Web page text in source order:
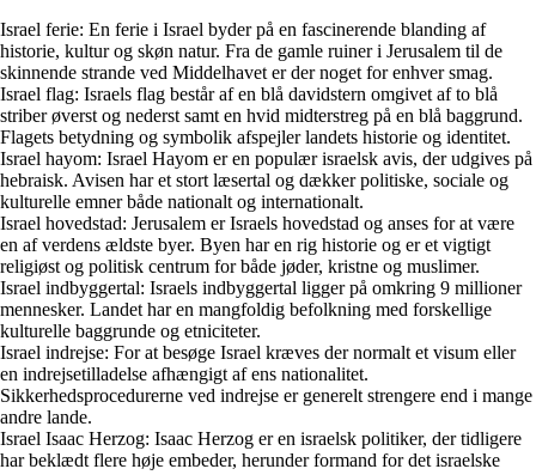
Israel ferie: En ferie i Israel byder på en fascinerende blanding af
historie, kultur og skøn natur. Fra de gamle ruiner i Jerusalem til de
skinnende strande ved Middelhavet er der noget for enhver smag.
Israel flag: Israels flag består af en blå davidstern omgivet af to blå
striber øverst og nederst samt en hvid midterstreg på en blå baggrund.
Flagets betydning og symbolik afspejler landets historie og identitet.
Israel hayom: Israel Hayom er en populær israelsk avis, der udgives på
hebraisk. Avisen har et stort læsertal og dækker politiske, sociale og
kulturelle emner både nationalt og internationalt.
Israel hovedstad: Jerusalem er Israels hovedstad og anses for at være
en af verdens ældste byer. Byen har en rig historie og er et vigtigt
religiøst og politisk centrum for både jøder, kristne og muslimer.
Israel indbyggertal: Israels indbyggertal ligger på omkring 9 millioner
mennesker. Landet har en mangfoldig befolkning med forskellige
kulturelle baggrunde og etniciteter.
Israel indrejse: For at besøge Israel kræves der normalt et visum eller
en indrejsetilladelse afhængigt af ens nationalitet.
Sikkerhedsprocedurerne ved indrejse er generelt strengere end i mange
andre lande.
Israel Isaac Herzog: Isaac Herzog er en israelsk politiker, der tidligere
har beklædt flere høje embeder, herunder formand for det israelske